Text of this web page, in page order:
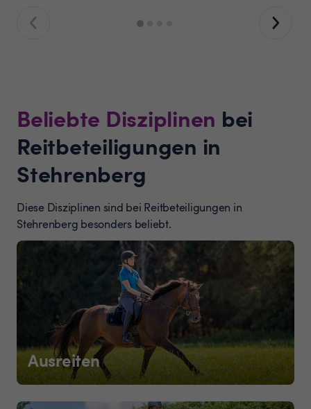
Beliebte Disziplinen bei
Reitbeteiligungen in
Stehrenberg
Diese Disziplinen sind bei Reitbeteiligungen in
Stehrenberg besonders beliebt.
Ausreiten